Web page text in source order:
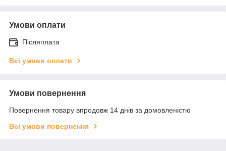
Умови оплати
Післяплата
Всі умови оплати
Умови повернення
Повернення товару впродовж 14 днів за домовленістю
Всі умови повернення